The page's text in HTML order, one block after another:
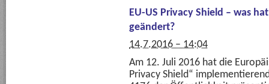
EU-US Privacy Shield – was
geändert?
14.7.2016 – 14:04
Am 12. Juli 2016 hat die
Privacy Shield“